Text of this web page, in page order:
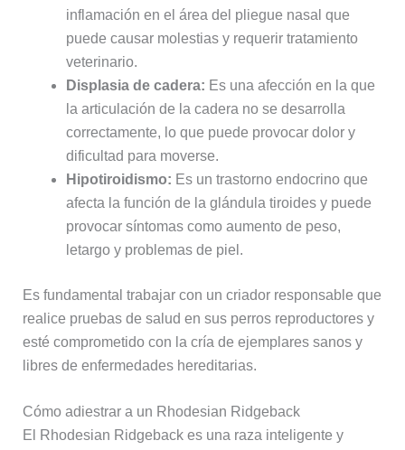
inflamación en el área del pliegue nasal que
puede causar molestias y requerir tratamiento
veterinario.
Displasia de cadera: Es una afección en la que
la articulación de la cadera no se desarrolla
correctamente, lo que puede provocar dolor y
dificultad para moverse.
Hipotiroidismo: Es un trastorno endocrino que
afecta la función de la glándula tiroides y puede
provocar síntomas como aumento de peso,
letargo y problemas de piel.
Es fundamental trabajar con un criador responsable que
realice pruebas de salud en sus perros reproductores y
esté comprometido con la cría de ejemplares sanos y
libres de enfermedades hereditarias.
Cómo adiestrar a un Rhodesian Ridgeback
El Rhodesian Ridgeback es una raza inteligente y